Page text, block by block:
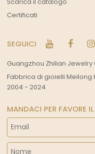
Certificati
SEGUICI
Guangzhou Zhilian Jewelry
Fabbrica di gioielli
2004 - 2024
MANDACI PER FAVORE